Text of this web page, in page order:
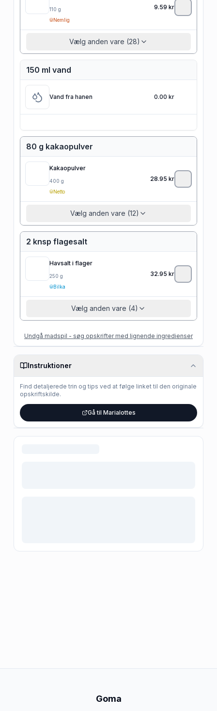
110 g
Nemlig
9.59 kr
Vælg anden vare (28)
150 ml vand
Vand fra hanen 0.00 kr
80 g kakaopulver
Kakaopulver
400 g
Netto
28.95 kr
Vælg anden vare (12)
2 knsp flagesalt
Havsalt i flager
250 g
Bilka
32.95 kr
Vælg anden vare (4)
Undgå madspil - søg opskrifter med lignende ingredienser
Instruktioner
Find detaljerede trin og tips ved at følge linket til den originale
opskriftskilde.
Gå til Marialottes
Goma